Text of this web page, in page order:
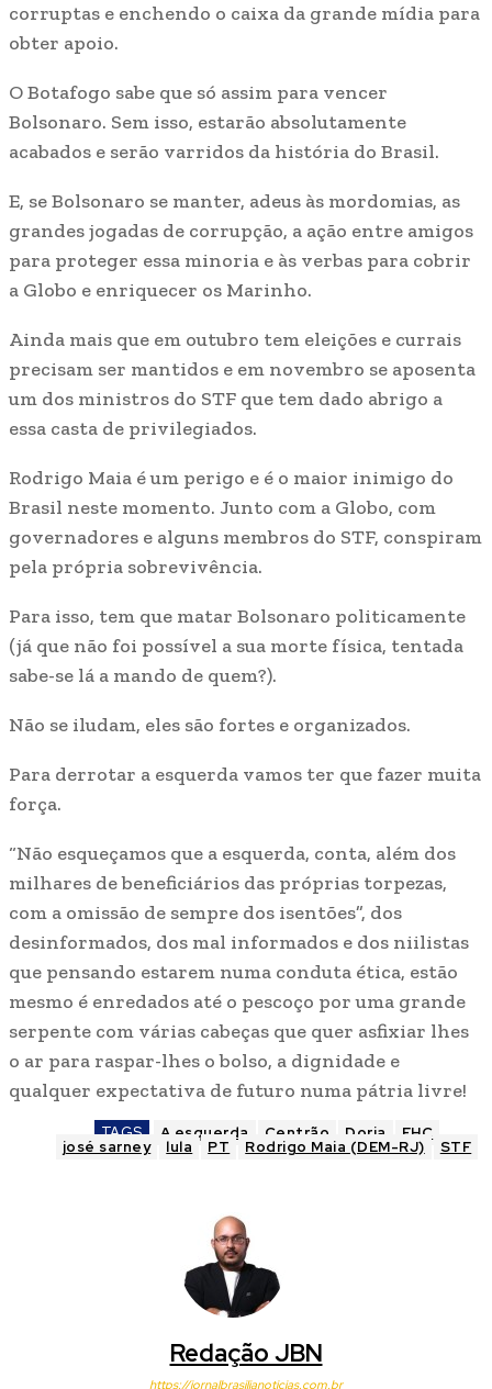
corruptas e enchendo o caixa da grande mídia para
obter apoio.
O Botafogo sabe que só assim para vencer
Bolsonaro. Sem isso, estarão absolutamente
acabados e serão varridos da história do Brasil.
E, se Bolsonaro se manter, adeus às mordomias, as
grandes jogadas de corrupção, a ação entre amigos
para proteger essa minoria e às verbas para cobrir
a Globo e enriquecer os Marinho.
Ainda mais que em outubro tem eleições e currais
precisam ser mantidos e em novembro se aposenta
um dos ministros do STF que tem dado abrigo a
essa casta de privilegiados.
Rodrigo Maia é um perigo e é o maior inimigo do
Brasil neste momento. Junto com a Globo, com
governadores e alguns membros do STF, conspiram
pela própria sobrevivência.
Para isso, tem que matar Bolsonaro politicamente
(já que não foi possível a sua morte física, tentada
sabe-se lá a mando de quem?).
Não se iludam, eles são fortes e organizados.
Para derrotar a esquerda vamos ter que fazer muita
força.
“Não esqueçamos que a esquerda, conta, além dos
milhares de beneficiários das próprias torpezas,
com a omissão de sempre dos isentões”, dos
desinformados, dos mal informados e dos niilistas
que pensando estarem numa conduta ética, estão
mesmo é enredados até o pescoço por uma grande
serpente com várias cabeças que quer asfixiar lhes
o ar para raspar-lhes o bolso, a dignidade e
qualquer expectativa de futuro numa pátria livre!
TAGS A esquerda Centrão Doria FHC
josé sarney lula PT Rodrigo Maia (DEM-RJ) STF
Redação JBN
https://jornalbrasilianoticias.com.br